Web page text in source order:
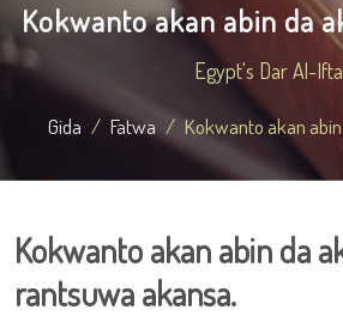
Kokwanto akan abin da
Egypt's Dar Al-Ifta
Gida Fatwa Kokwanto akan abin
Kokwanto akan abin da
rantsuwa akansa.